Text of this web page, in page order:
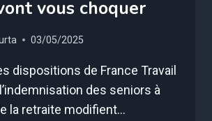
vous choquer
03/05/2025
dispositions de France Travail
des seniors à
la retraite modifient…